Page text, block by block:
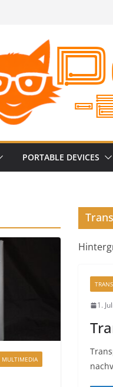
PORTABLE DEVICES
1.
MULTIMEDIA